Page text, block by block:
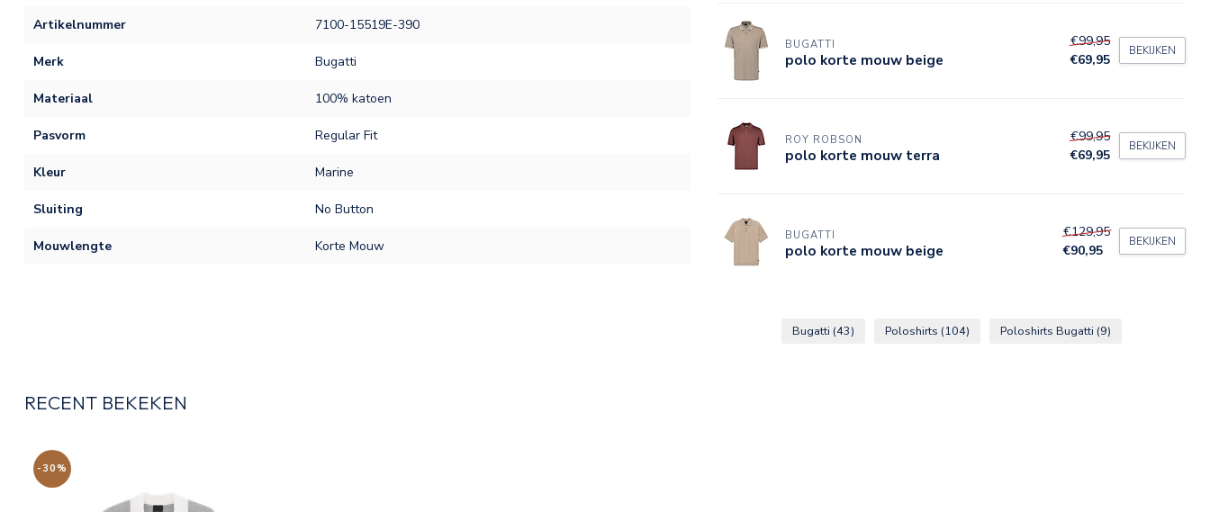
Artikelnummer 7100-15519E-390
Merk Bugatti
Materiaal 100% katoen
Pasvorm Regular Fit
Kleur Marine
Sluiting No Button
Mouwlengte Korte Mouw
BUGATTI
polo korte mouw beige
€99,95
€69,95
BEKIJKEN
ROY ROBSON
polo korte mouw terra
€99,95
€69,95
BEKIJKEN
BUGATTI
polo korte mouw beige
€129,95
€90,95
BEKIJKEN
Bugatti (43) Poloshirts (104) Poloshirts Bugatti (9)
RECENT BEKEKEN
-30%